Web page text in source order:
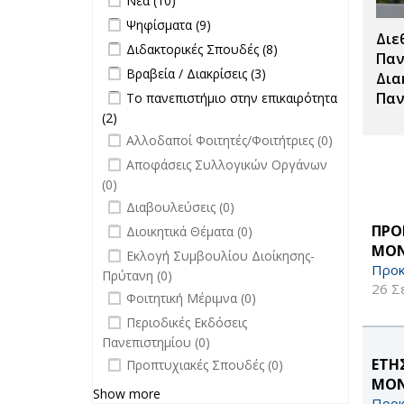
26
Apply Ψηφίσματα filter
Ψηφίσματα (9)
Apply Διδακτορικές Σπουδές filter
Διδακτορικές Σπουδές (8)
filter
Apply Βραβεία / Διακρίσεις filter
Βραβεία / Διακρίσεις (3)
Διακρίσεις
Apply Το πανεπιστήμιο στην
επικαιρότητα filter
Το πανεπιστήμιο στην επικαιρότητα
(2)
επικαιρότητα filter
undefined
Αλλοδαποί Φοιτητές/Φοιτήτριες (0)
undefined
Αποφάσεις Συλλογικών Οργάνων
(0)
undefined
Διαβουλεύσεις (0)
undefined
Διοικητικά Θέματα (0)
undefined
Εκλογή Συμβουλίου Διοίκησης-
Πρύτανη (0)
undefined
Φοιτητική Μέριμνα (0)
undefined
Περιοδικές Εκδόσεις
Πανεπιστημίου (0)
undefined
Προπτυχιακές Σπουδές (0)
Show more